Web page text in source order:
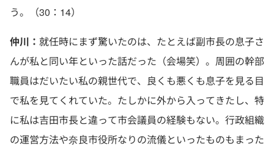
う。（30：14）
仲川： 就任時にまず驚いたのは、たとえば副市長の息子さ
んが私と同い年といった話だった（会場笑）。周囲の幹部
職員はだいたい私の親世代で、良くも悪くも息子を見る目
で私を見てくれていた。たしかに外から入ってきたし、特
に私は吉田市長と違って市会議員の経験もない。行政組織
の運営方法や奈良市役所なりの流儀といったものもまった